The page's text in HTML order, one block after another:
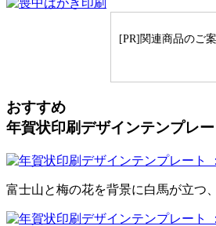
[PR]関連商品のご
おすすめ
年賀状印刷デザインテンプレー
富士山と梅の花を背景に白馬が立つ